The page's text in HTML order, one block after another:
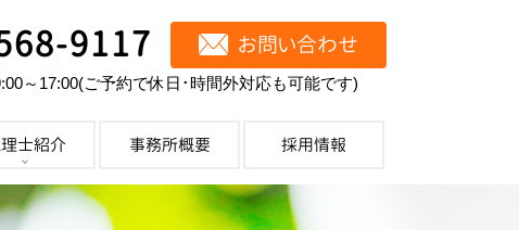
9117 お問い合わせ
～17:00(ご予約で休日･時間外対応も可能です)
士紹介 事務所概要 採用情報